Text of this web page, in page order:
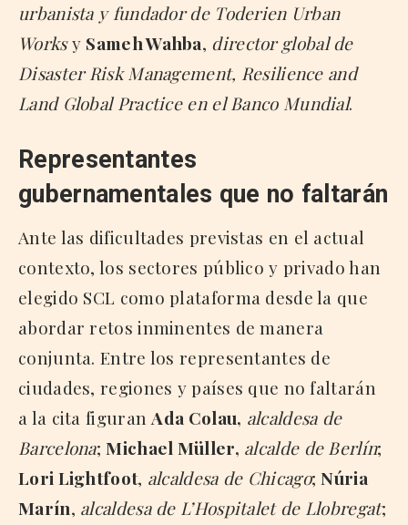
urbanista y fundador de Toderien Urban
Worksy Sameh Wahba, director global de
Disaster Risk Management, Resilience and
Land Global Practice en el Banco Mundial.
Representantes
gubernamentales que no faltarán
Ante las dificultades previstas en el actual
contexto, los sectores público y privado han
elegido SCL como plataforma desde la que
abordar retos inminentes de manera
conjunta. Entre los representantes de
ciudades, regiones y países que no faltarán
a la cita figuranAda Colau, alcaldesa de
Barcelona;Michael Müller, alcalde de Berlín;
Lori Lightfoot, alcaldesa de Chicago;Núria
Marín, alcaldesa de L’Hospitalet de Llobregat;